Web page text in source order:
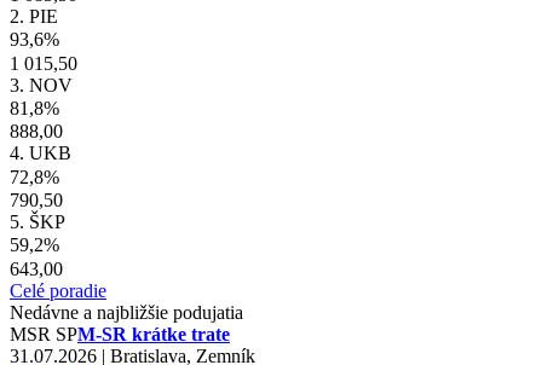
2. PIE
93,6%
1 015,50
3. NOV
81,8%
888,00
4. UKB
72,8%
790,50
5. ŠKP
59,2%
643,00
Celé poradie
Nedávne a najbližšie podujatia
MSR SPM-SR krátke trate
31.07.2026 | Bratislava, Zemník